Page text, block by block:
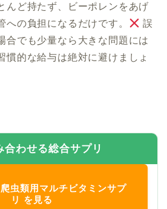
んど持たず、ビーポレンをあげ
への負担になるだけです。
誤
合でも少量なら大きな問題には
慣的な給与は絶対に避けましょ
合わせる総合サプリ
虫類用マルチビタミンサプ
リ を見る